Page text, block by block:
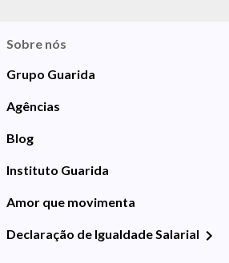
Sobre nós
Grupo Guarida
Agências
Blog
Instituto Guarida
Amor que movimenta
Declaração de Igualdade Salarial